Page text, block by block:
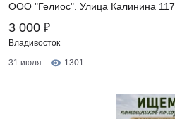
ООО "Гелиос". Улица Калинина
3 000 ₽
Владивосток
31 июля
1301